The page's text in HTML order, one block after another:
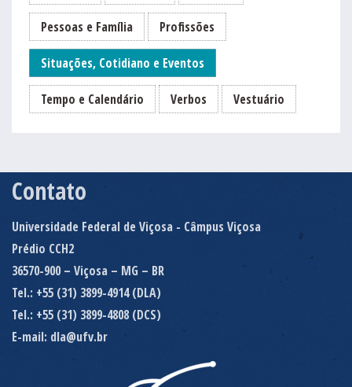
Pessoas e Família Profissões
Situações, Cotidiano e Eventos
Tempo e Calendário Verbos Vestuário
Contato
Universidade Federal de Viçosa - Câmpus Viçosa
Prédio CCH2
36570-900 – Viçosa – MG – BR
Tel.: +55 (31) 3899-4914 (DLA)
Tel.: +55 (31) 3899-4808 (DCS)
E-mail: dla@ufv.br